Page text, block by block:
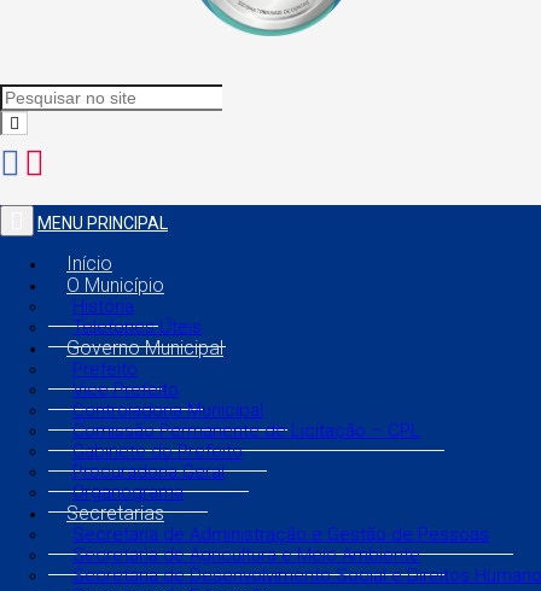
MENU PRINCIPAL
Início
O Município
História
Telefones Úteis
Governo Municipal
Prefeito
Vice Prefeito
Controladoria Municipal
Comissão Permanente de Licitação – CPL
Gabinete do Prefeito
Procuradoria Geral
Organograma
Secretarias
Secretaria de Administração e Gestão de Pessoas
Secretaria de Agricultura e Meio Ambiente
Secretaria de Desenvolvimento Social e Direitos